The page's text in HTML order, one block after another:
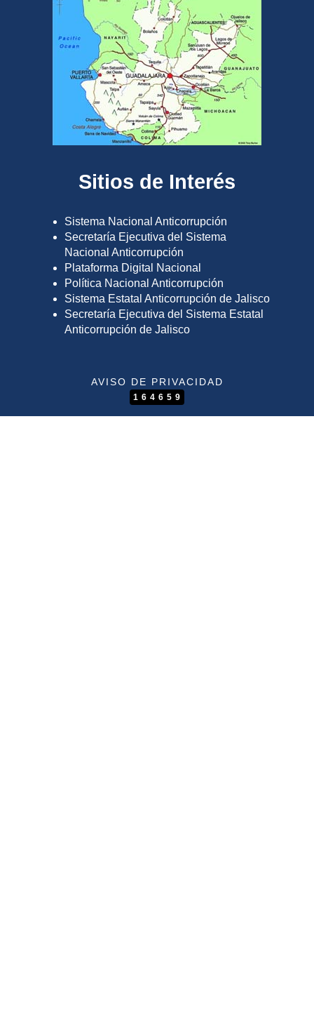
Sitios de Interés
Sistema Nacional Anticorrupción
Secretaría Ejecutiva del Sistema
Nacional Anticorrupción
Plataforma Digital Nacional
Política Nacional Anticorrupción
Sistema Estatal Anticorrupción de Jalisco
Secretaría Ejecutiva del Sistema Estatal
Anticorrupción de Jalisco
AVISO DE PRIVACIDAD
164659